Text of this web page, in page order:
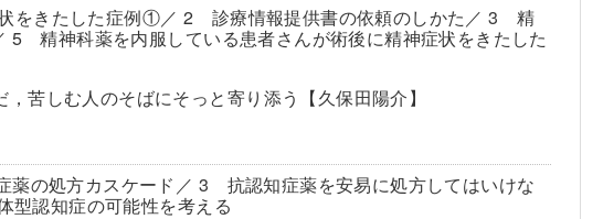
をきたした症例①／ 2 診療情報提供書の依頼のしかた／ 3 精
精神科薬を内服している患者さんが術後に精神症状をきたした
苦しむ人のそばにそっと寄り添う【久保田陽介】
の処方カスケード／ 3 抗認知症薬を安易に処方してはいけな
認知症の可能性を考える